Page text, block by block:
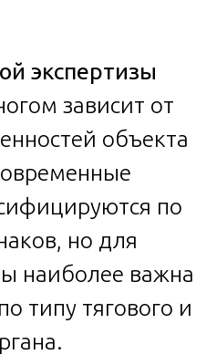
экспертизы
зависит от
объекта
по
но для
наиболее важна
типу тягового и